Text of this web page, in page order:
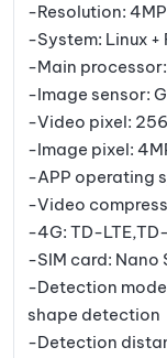
-Resolution: 4MP
-System: Linux +
-Main
-Image sensor:
-Video pixel:
-Image pixel:
-APP operating
-Video
-4G: TD-
-SIM card: Nano
-Detection
shape detection
-Detection